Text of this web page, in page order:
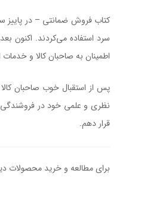
سرد استفاده می‌کردند. اکنون
اطمینان به صاحبان کالا و
قرار دهم.
برای مطالعه و خرید محصولات